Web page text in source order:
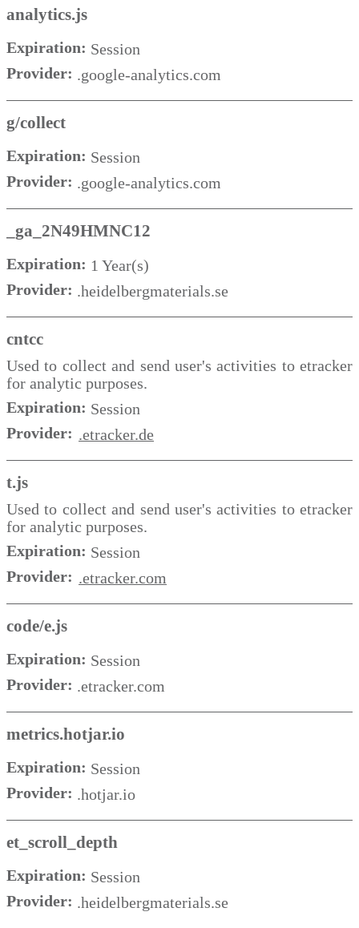
analytics.js
Expiration: Session
Provider: .google-analytics.com
g/collect
Expiration: Session
Provider: .google-analytics.com
_ga_2N49HMNC12
Expiration: 1 Year(s)
Provider: .heidelbergmaterials.se
cntcc
Used to collect and send user's activities to etracker
for analytic purposes.
Expiration: Session
Provider: .etracker.de
t.js
Used to collect and send user's activities to etracker
for analytic purposes.
Expiration: Session
Provider: .etracker.com
code/e.js
Expiration: Session
Provider: .etracker.com
metrics.hotjar.io
Expiration: Session
Provider: .hotjar.io
et_scroll_depth
Expiration: Session
Provider: .heidelbergmaterials.se